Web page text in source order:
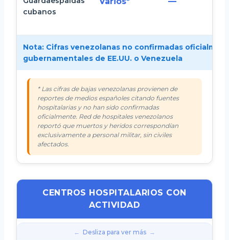
cubanos
Nota: Cifras venezolanas no confirmadas
gubernamentales de EE.UU. o Venezuela
* Las cifras de bajas venezolanas provienen de
reportes de medios españoles citando fuentes
hospitalarias y no han sido confirmadas
oficialmente. Red de hospitales venezolanos
reportó que muertos y heridos correspondían
exclusivamente a personal militar, sin civiles
afectados.
CENTROS HOSPITALARIOS CON
ACTIVIDAD
Desliza para ver más